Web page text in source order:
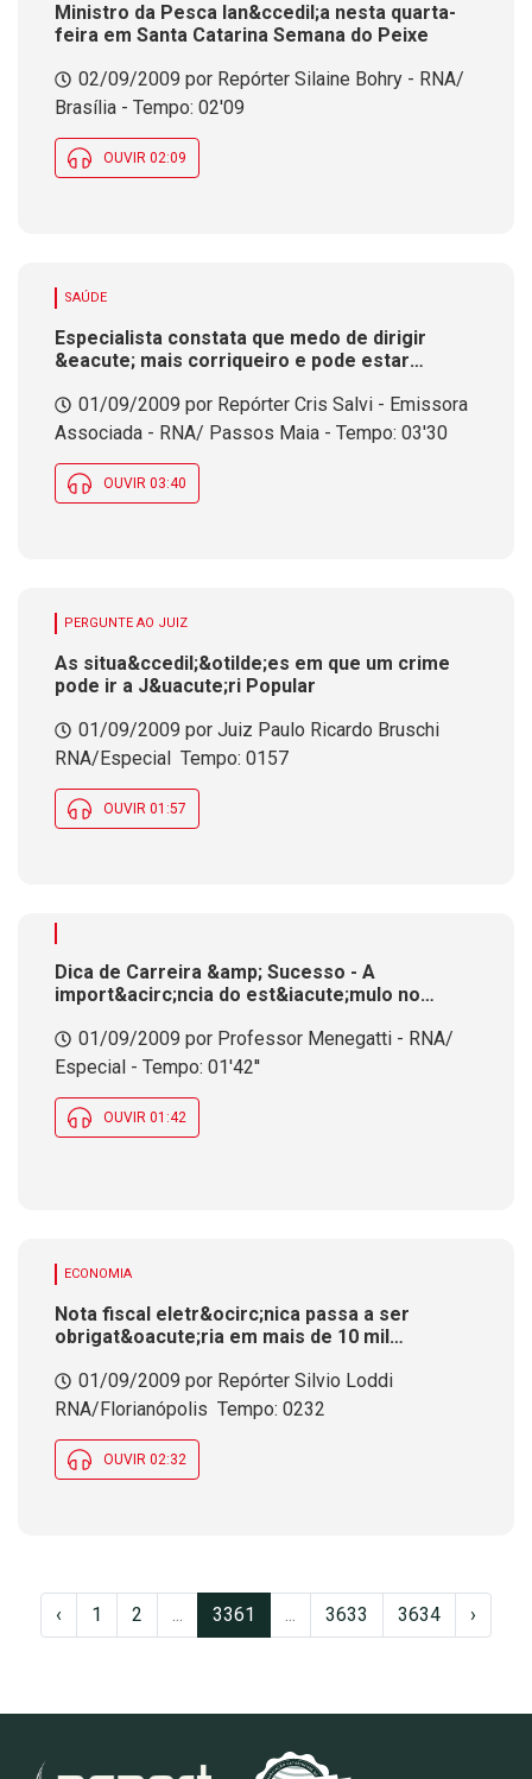
Ministro da Pesca lan&ccedil;a nesta quarta-
feira em Santa Catarina Semana do Peixe
02/09/2009 por Repórter Silaine Bohry - RNA/
Brasília - Tempo: 02'09
OUVIR 02:09
SAÚDE
Especialista constata que medo de dirigir
&eacute; mais corriqueiro e pode estar
cr&iacute;ticas
01/09/2009 por Repórter Cris Salvi - Emissora
Associada - RNA/ Passos Maia - Tempo: 03'30
OUVIR 03:40
PERGUNTE AO JUIZ
As situa&ccedil;&otilde;es em que um crime
pode ir a J&uacute;ri Popular
01/09/2009 por Juiz Paulo Ricardo Bruschi 
RNA/Especial  Tempo: 0157
OUVIR 01:57
Dica de Carreira &amp; Sucesso - A
import&acirc;ncia do est&iacute;mulo no
01/09/2009 por Professor Menegatti - RNA/
Especial - Tempo: 01'42''
OUVIR 01:42
ECONOMIA
Nota fiscal eletr&ocirc;nica passa a ser
obrigat&oacute;ria em mais de 10 mil
01/09/2009 por Repórter Silvio Loddi 
RNA/Florianópolis  Tempo: 0232
OUVIR 02:32
‹ 1 2 ... 3361 ... 3633 3634 ›